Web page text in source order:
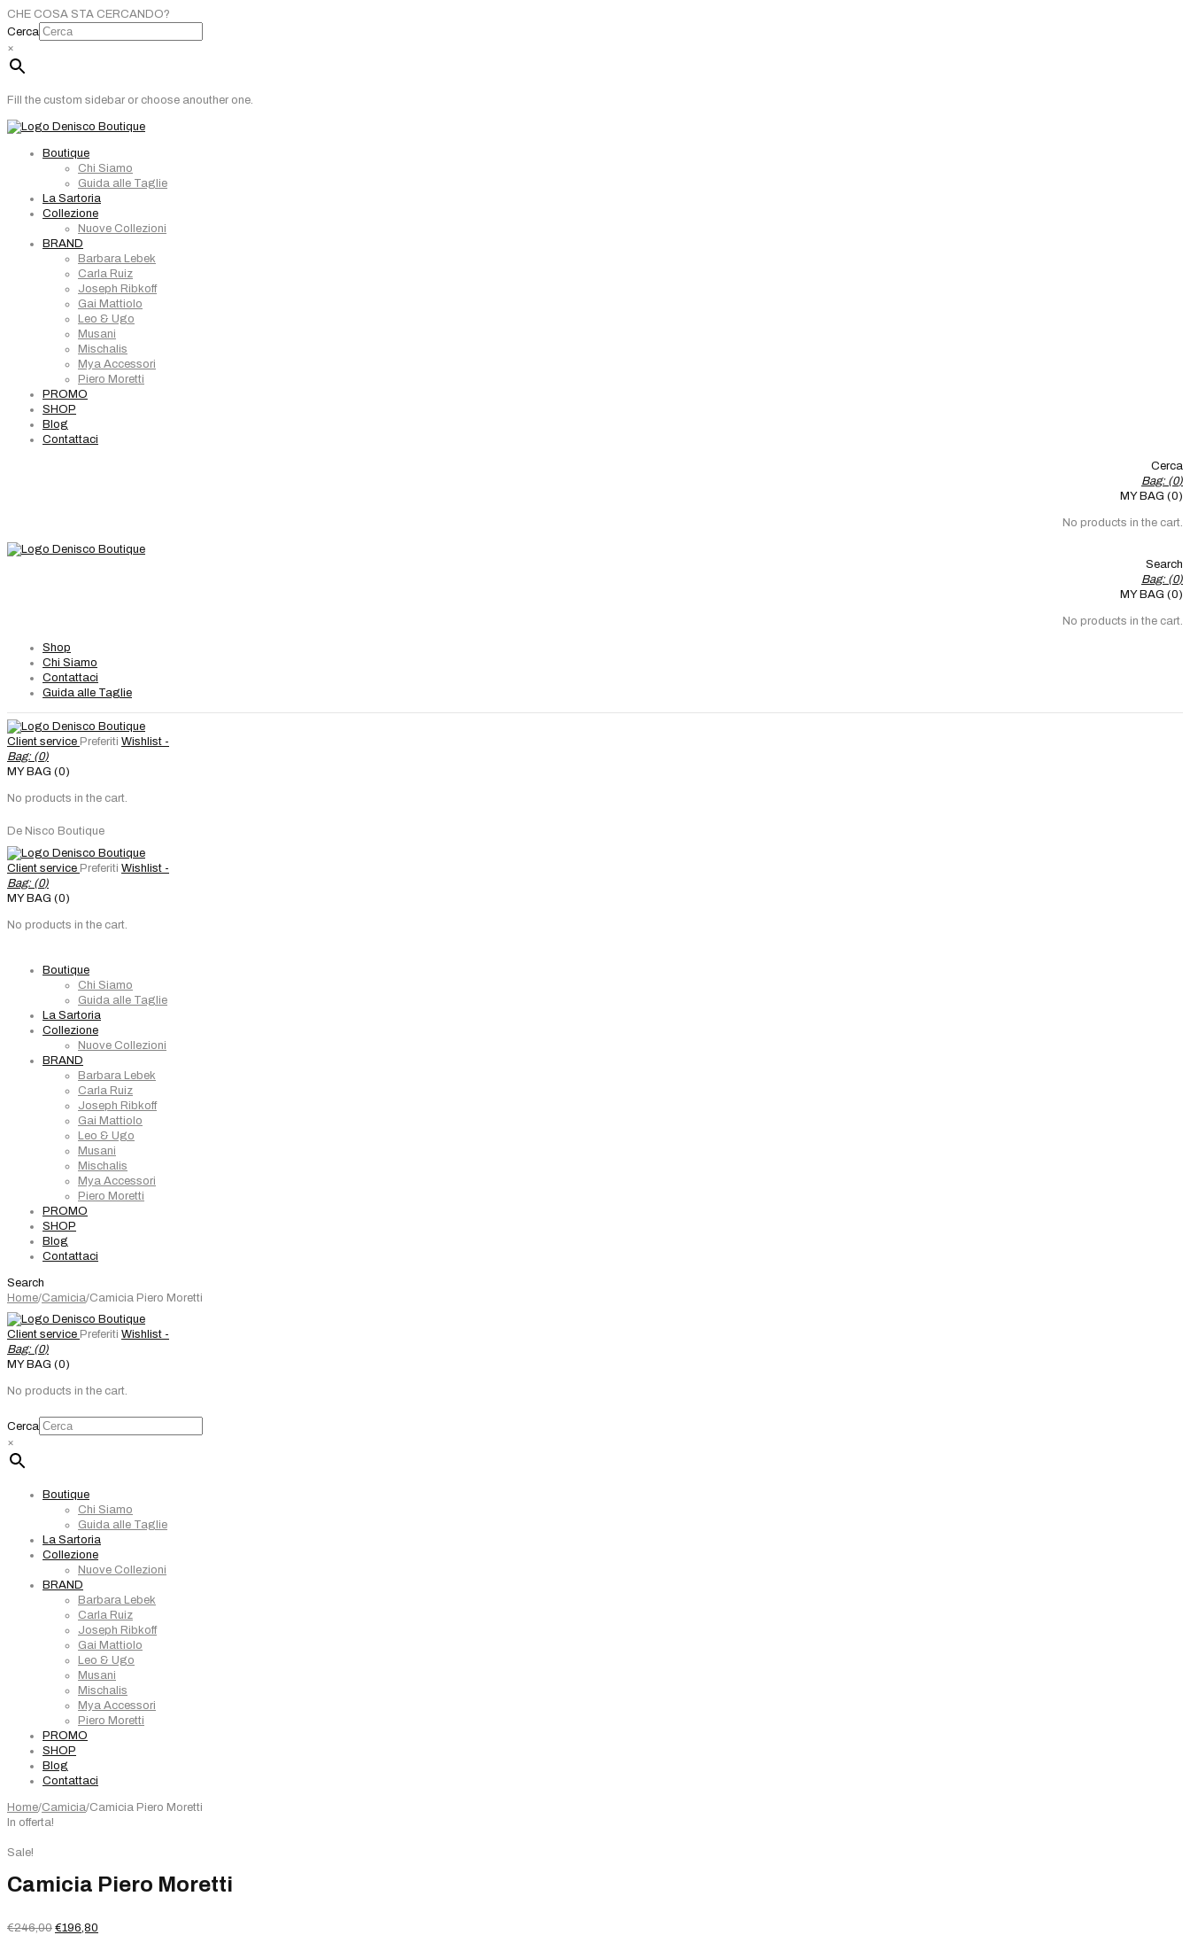
CHE COSA STA CERCANDO?
Cerca
×
Fill the custom sidebar or choose anouther one.
Boutique
Chi Siamo
Guida alle Taglie
La Sartoria
Collezione
Nuove Collezioni
BRAND
Barbara Lebek
Carla Ruiz
Joseph Ribkoff
Gai Mattiolo
Leo & Ugo
Musani
Mischalis
Mya Accessori
Piero Moretti
PROMO
SHOP
Blog
Contattaci
Cerca
Bag: (0)
MY BAG (0)
No products in the cart.
Search
Bag: (0)
MY BAG (0)
No products in the cart.
Shop
Chi Siamo
Contattaci
Guida alle Taglie
Client service Preferiti Wishlist -
Bag: (0)
MY BAG (0)
No products in the cart.
De Nisco Boutique
Client service Preferiti Wishlist -
Bag: (0)
MY BAG (0)
No products in the cart.
Boutique
Chi Siamo
Guida alle Taglie
La Sartoria
Collezione
Nuove Collezioni
BRAND
Barbara Lebek
Carla Ruiz
Joseph Ribkoff
Gai Mattiolo
Leo & Ugo
Musani
Mischalis
Mya Accessori
Piero Moretti
PROMO
SHOP
Blog
Contattaci
Search
Home/Camicia/Camicia Piero Moretti
Client service Preferiti Wishlist -
Bag: (0)
MY BAG (0)
No products in the cart.
Cerca
×
Boutique
Chi Siamo
Guida alle Taglie
La Sartoria
Collezione
Nuove Collezioni
BRAND
Barbara Lebek
Carla Ruiz
Joseph Ribkoff
Gai Mattiolo
Leo & Ugo
Musani
Mischalis
Mya Accessori
Piero Moretti
PROMO
SHOP
Blog
Contattaci
Home/Camicia/Camicia Piero Moretti
In offerta!
Sale!
Camicia Piero Moretti
€246,00 Il
€196,80